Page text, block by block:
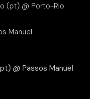
(pt) @ Porto-Rio
Manuel
@ Passos Manuel